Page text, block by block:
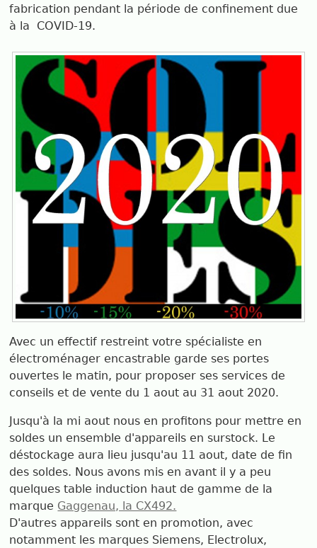
fabrication pendant la période de confinement due
à la COVID-19.
Avec un effectif restreint votre spécialiste en
électroménager encastrable garde ses portes
ouvertes le matin, pour proposer ses services de
conseils et de vente du 1 aout au 31 aout 2020.
Jusqu'à la mi aout nous en profitons pour mettre en
soldes un ensemble d'appareils en surstock. Le
déstockage aura lieu jusqu'au 11 aout, date de fin
des soldes. Nous avons mis en avant il y a peu
quelques table induction haut de gamme de la
marque Gaggenau, la CX492.
D'autres appareils sont en promotion, avec
notamment les marques Siemens, Electrolux,